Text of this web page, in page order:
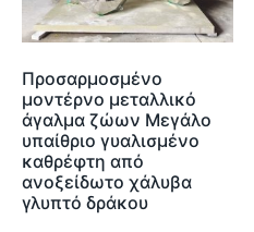
Προσαρμοσμένο
μοντέρνο μεταλλικό
άγαλμα ζώων Μεγάλο
υπαίθριο γυαλισμένο
καθρέφτη από
ανοξείδωτο χάλυβα
γλυπτό δράκου